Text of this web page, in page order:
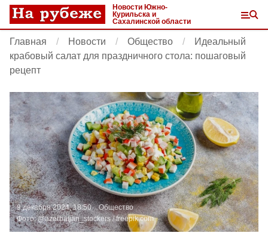
Новости Южно-
Курильска и
Сахалинской области
Главная Новости Общество
Идеальный
крабовый салат для праздничного стола: пошаговый
рецепт
9 декабря 2024, 18:50
Общество
Фото:@azerbaijan_stockers /freepik.com